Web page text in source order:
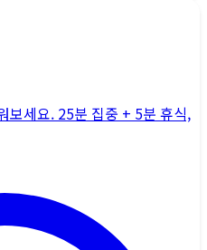
보세요. 25분 집중 + 5분 휴식,